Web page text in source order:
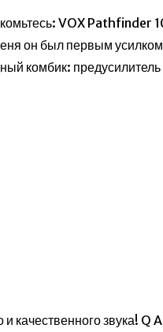
VOX Pathfinder
он был первым
комбик:
и качественного звука!